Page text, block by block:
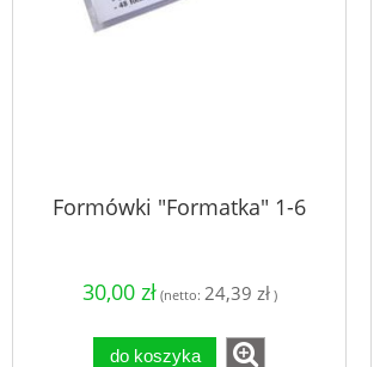
Formówki "Formatka" 1-6
30,00 zł (netto: 24,39 zł)
do koszyka